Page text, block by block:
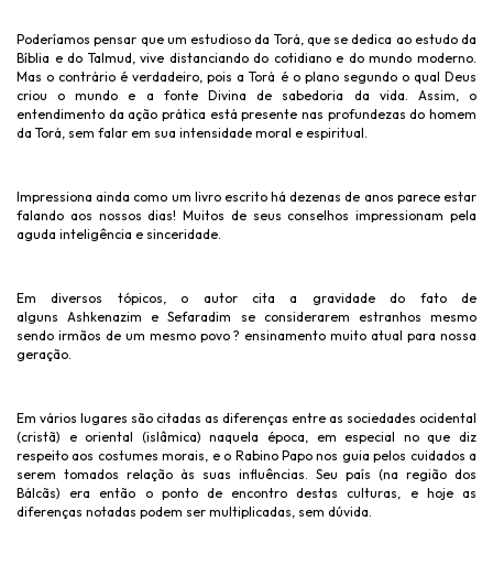
Poderíamos pensar que um estudioso da Torá, que se dedica ao estudo da
Bíblia e do Talmud, vive distanciando do cotidiano e do mundo moderno.
Mas o contrário é verdadeiro, pois a Torá é o plano segundo o qual Deus
criou o mundo e a fonte Divina de sabedoria da vida. Assim, o
entendimento da ação prática está presente nas profundezas do homem
da Torá, sem falar em sua intensidade moral e espiritual.
Impressiona ainda como um livro escrito há dezenas de anos parece estar
falando aos nossos dias! Muitos de seus conselhos impressionam pela
aguda inteligência e sinceridade.
Em diversos tópicos, o autor cita a gravidade do fato de
alguns Ashkenazim e Sefaradim se considerarem estranhos mesmo
sendo irmãos de um mesmo povo ? ensinamento muito atual para nossa
geração.
Em vários lugares são citadas as diferenças entre as sociedades ocidental
(cristã) e oriental (islâmica) naquela época, em especial no que diz
respeito aos costumes morais, e o Rabino Papo nos guia pelos cuidados a
serem tomados relação às suas influências. Seu país (na região dos
Bálcãs) era então o ponto de encontro destas culturas, e hoje as
diferenças notadas podem ser multiplicadas, sem dúvida.